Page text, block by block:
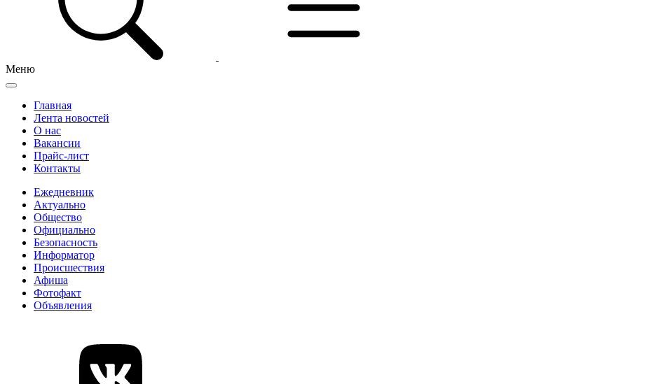
Меню
Главная
Лента новостей
О нас
Вакансии
Прайс-лист
Контакты
Ежедневник
Актуально
Общество
Официально
Безопасность
Информатор
Происшествия
Афиша
Фотофакт
Объявления